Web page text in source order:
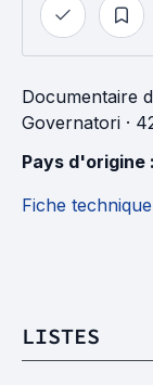
Documentaire
Governatori ·
Pays d'origine :
Fiche technique
LISTES